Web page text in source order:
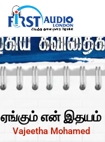
ஏங்கும் என் இதயம்
Vajeetha Mohamed